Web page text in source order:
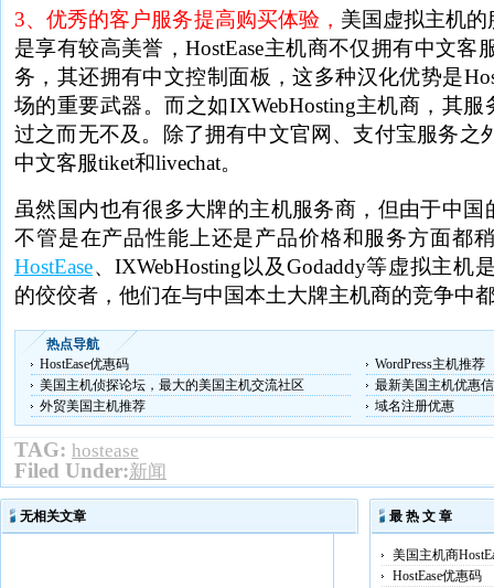
3、优秀的客户服务提高购买体验， 美国虚拟主机
是享有较高美誉，HostEase主机商不仅拥有中文客
务，其还拥有中文控制面板，这多种汉化优势是
场的重要武器。而之如IXWebHosting主机商，其服
过之而无不及。除了拥有中文官网、支付宝服务之
中文客服tiket和livechat。
虽然国内也有很多大牌的主机服务商，但由于中
不管是在产品性能上还是产品价格和服务方面都
HostEase、IXWebHosting以及Godaddy等虚拟主机
的佼佼者，他们在与中国本土大牌主机商的竞争中
热点导航
HostEase优惠码
WordPress主机推荐
美国主机侦探论坛，最大的美国主机交流社区
最新美国主机优惠
外贸美国主机推荐
域名注册优惠
TAG: hostease
Filed Under:新闻
无相关文章 最 热 文 章
美国主机商
HostEase优惠码